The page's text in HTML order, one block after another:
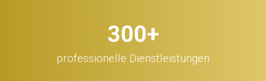
300+
professionelle Dienstleistungen